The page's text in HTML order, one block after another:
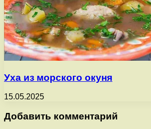
Уха из морского окуня
15.05.2025
Добавить комментарий